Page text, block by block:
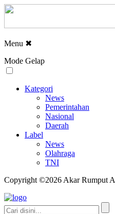
Menu ✖
Mode Gelap
Kategori
News
Pemerintahan
Nasional
Daerah
Label
News
Olahraga
TNI
Copyright ©2026 Akar Rumput